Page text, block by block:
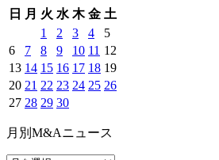
日
月 火 水 木 金 土
1
2 3 4
5
6
7 8 9 10 11 12
13 14 15 16 17 18 19
20 21 22 23 24 25 26
27 28 29 30
月別M&Aニュース